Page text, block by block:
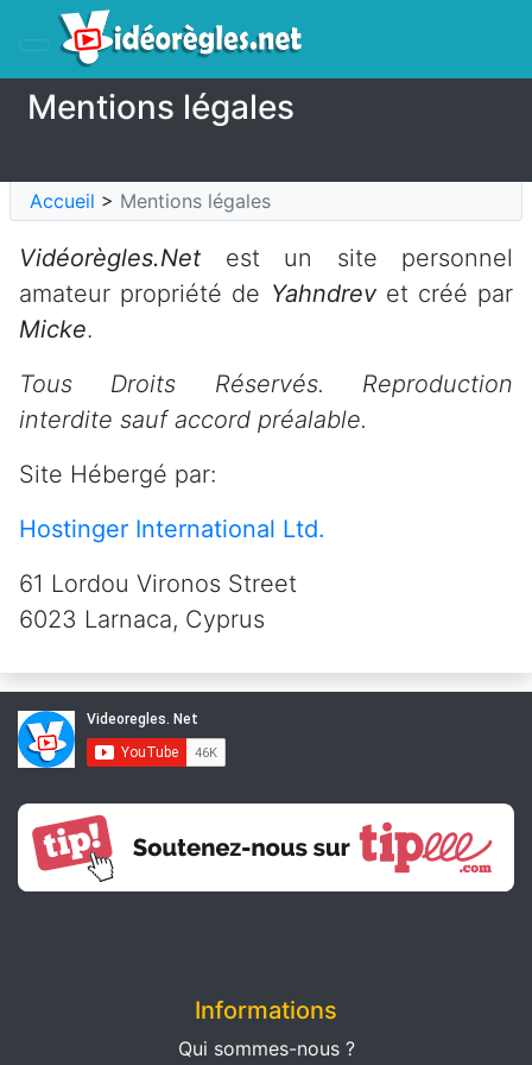
Mentions légales
Accueil > Mentions légales
Vidéorègles.Net est un site personnel
amateur propriété de Yahndrevet créé par
Micke.
Tous Droits Réservés. Reproduction
interdite sauf accord préalable.
Site Hébergé par:
Hostinger International Ltd.
61 Lordou Vironos Street
6023 Larnaca, Cyprus
Informations
Qui sommes-nous ?